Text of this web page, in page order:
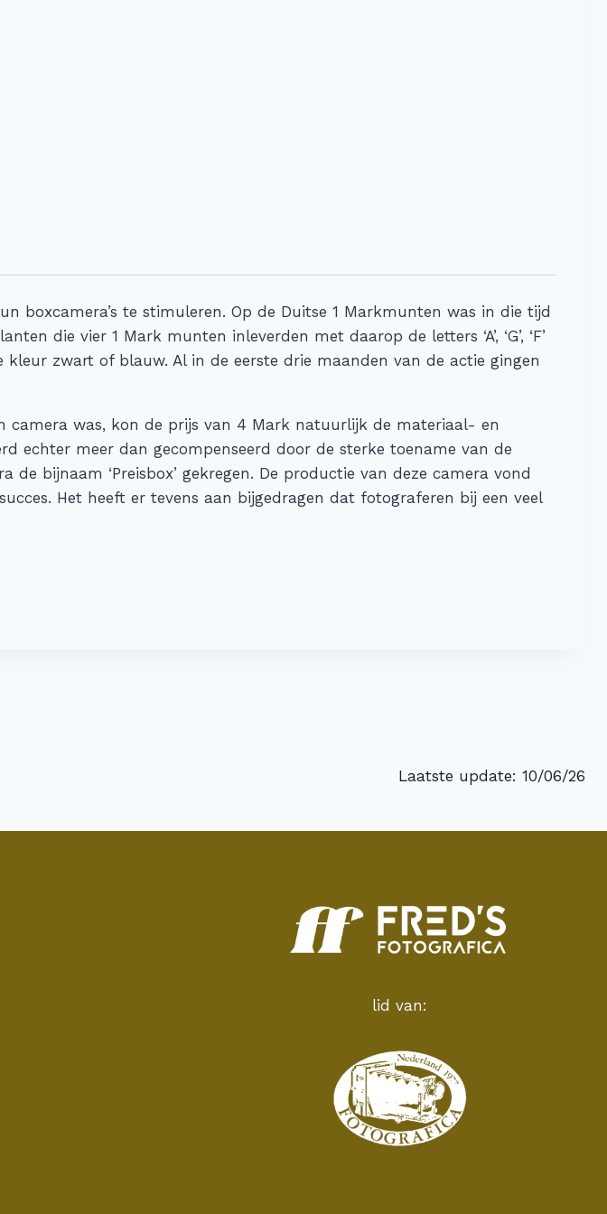
boxcamera’s te stimuleren. Op de Duitse 1 Markmunten was in die tijd
die vier 1 Mark munten inleverden met daarop de letters ‘A’, ‘G’, ‘F’
kleur zwart of blauw. Al in de eerste drie maanden van de actie gingen
camera was, kon de prijs van 4 Mark natuurlijk de materiaal- en
echter meer dan gecompenseerd door de sterke toename van de
bijnaam ‘Preisbox’ gekregen. De productie van deze camera vond
Het heeft er tevens aan bijgedragen dat fotograferen bij een veel
Laatste update: 10/06/26
lid van: